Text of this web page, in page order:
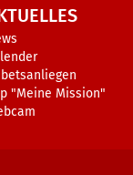
"Meine Mission"